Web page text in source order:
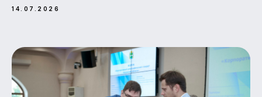
14.07.2026